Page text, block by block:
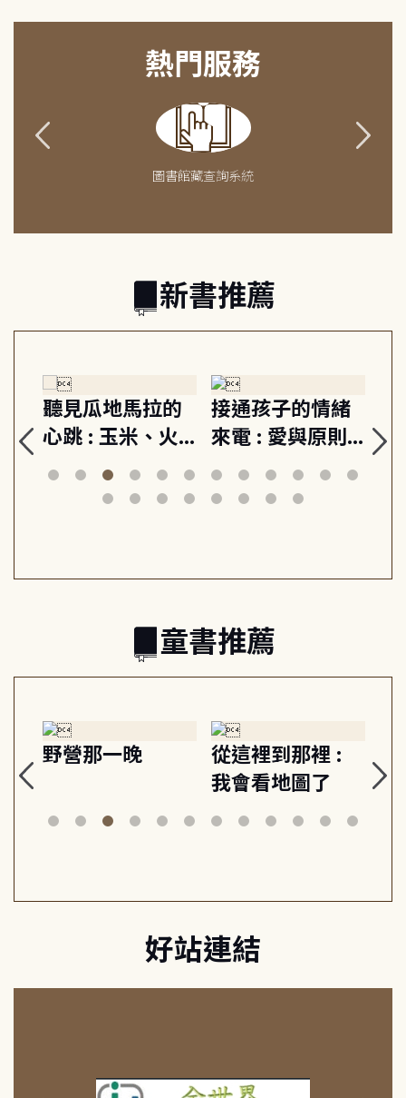
熱門服務
圖書館藏查詢系統
新書推薦
聽見瓜地馬拉的
心跳 : 玉米、火
山與信仰, 外交官
筆下的現代馬雅
接通孩子的情緒
來電 : 愛與原則,
建立教養的安定
節奏 22個行動練
關
童書推薦
野營那一晚
從這裡到那裡 :
我會看地圖了
美
好站連結